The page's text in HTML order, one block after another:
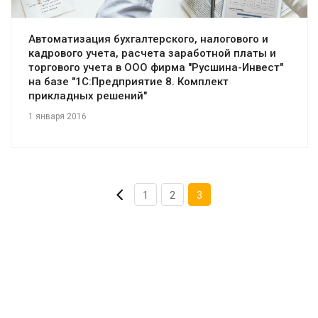
Автоматизация бухгалтерского, налогового и
кадрового учета, расчета заработной платы и
торгового учета в ООО фирма "Русшина-Инвест"
на базе "1С:Предприятие 8. Комплект
прикладных решений"
1 января 2016
1 2 3